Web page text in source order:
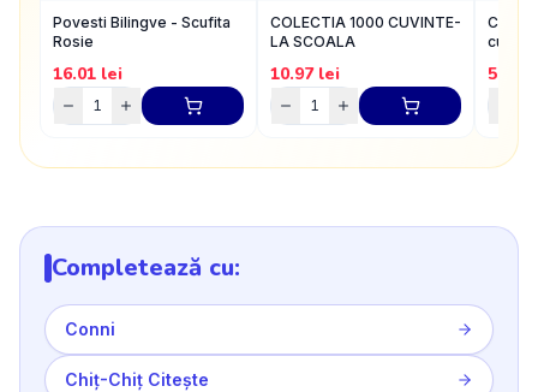
Povesti Bilingve - Scufita
Rosie
16.01 lei
COLECTIA 1000 CUVINTE-
LA SCOALA
10.97lei
Carte
cu trei
5.5
Completează cu:
Conni
Chiț-Chiț Citește